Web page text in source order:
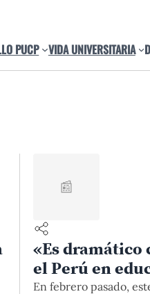
PUCP VIDA UNIVERSITARIA
📰
«Es
el Perú en
En febrero pasado,